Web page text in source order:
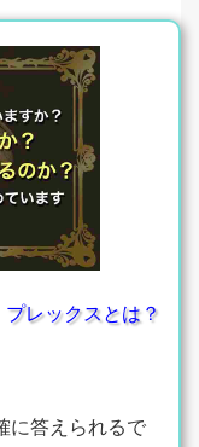
プレックスとは？
に答えられるで